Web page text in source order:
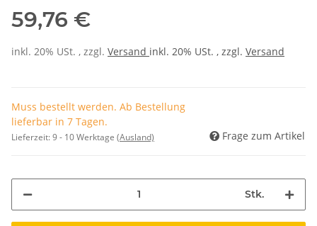
59,76 €
inkl. 20% USt. , zzgl. Versand inkl. 20% USt. , zzgl. Versand
Muss bestellt werden. Ab Bestellung
lieferbar in 7 Tagen.
Lieferzeit:9 - 10 Werktage (Ausland) Frage zum Artikel
Stk.